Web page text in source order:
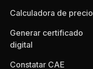
Calculadora de precio
Generar certificado
digital
Constatar CAE